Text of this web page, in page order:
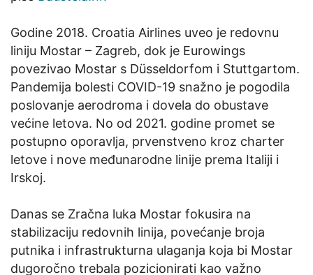
Godine 2018. Croatia Airlines uveo je redovnu
liniju Mostar – Zagreb, dok je Eurowings
povezivao Mostar s Düsseldorfom i Stuttgartom.
Pandemija bolesti COVID-19 snažno je pogodila
poslovanje aerodroma i dovela do obustave
većine letova. No od 2021. godine promet se
postupno oporavlja, prvenstveno kroz charter
letove i nove međunarodne linije prema Italiji i
Irskoj.
Danas se Zračna luka Mostar fokusira na
stabilizaciju redovnih linija, povećanje broja
putnika i infrastrukturna ulaganja koja bi Mostar
dugoročno trebala pozicionirati kao važno